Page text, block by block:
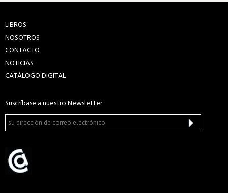
LIBROS
NOSOTROS
CONTACTO
NOTICIAS
CATÁLOGO DIGITAL
Suscríbase a nuestro Newsletter